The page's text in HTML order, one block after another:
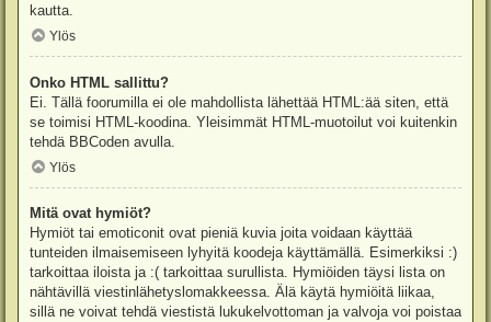
kautta.
Ylös
Onko HTML sallittu?
Ei. Tällä foorumilla ei ole mahdollista lähettää HTML:ää siten, että
se toimisi HTML-koodina. Yleisimmät HTML-muotoilut voi kuitenkin
tehdä BBCoden avulla.
Ylös
Mitä ovat hymiöt?
Hymiöt tai emoticonit ovat pieniä kuvia joita voidaan käyttää
tunteiden ilmaisemiseen lyhyitä koodeja käyttämällä. Esimerkiksi :)
tarkoittaa iloista ja :( tarkoittaa surullista. Hymiöiden täysi lista on
nähtävillä viestinlähetyslomakkeessa. Älä käytä hymiöitä liikaa,
sillä ne voivat tehdä viestistä lukukelvottoman ja valvoja voi poistaa